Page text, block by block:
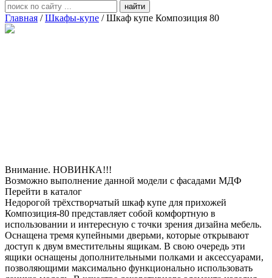
найти
Главная /Шкафы-купе /Шкаф купе Композиция 80
Внимание. НОВИНКА!!!
Возможно выполнение данной модели с фасадами МДФ
Перейти в каталог
Недорогой трёхстворчатый шкаф купе для прихожей
Композиция-80 представляет собой комфортную в
использовании и интересную с точки зрения дизайна мебель.
Оснащена тремя купейными дверьми, которые открывают
доступ к двум вместительны ящикам. В свою очередь эти
ящики оснащены дополнительными полками и аксессуарами,
позволяющими максимально функционально использовать